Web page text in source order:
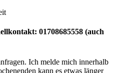
01708685558 (auch
Ich melde mich innerhalb
kann es etwas länger